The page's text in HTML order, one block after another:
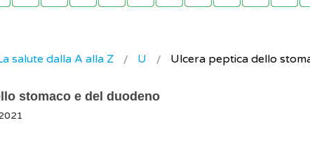
salute dalla A alla Z U Ulcera peptica dello
stomaco e del duodeno